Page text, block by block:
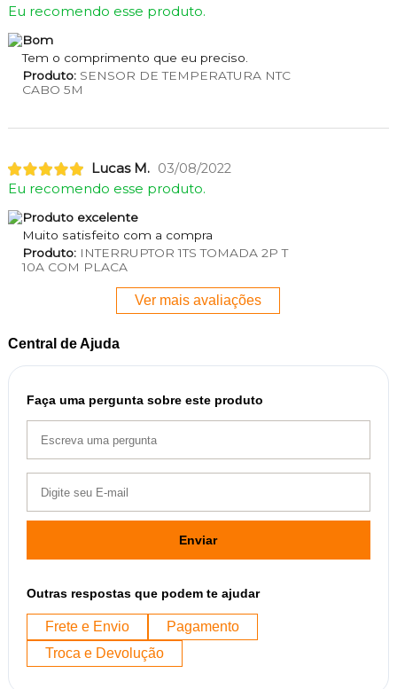
Eu recomendo esse produto.
Bom
Tem o comprimento que eu preciso.
Produto:SENSOR DE TEMPERATURA NTC
CABO 5M
Lucas M. 03/08/2022
Eu recomendo esse produto.
Produto excelente
Muito satisfeito com a compra
Produto:INTERRUPTOR 1TS TOMADA 2P T
10A COM PLACA
Ver mais avaliações
Central de Ajuda
Faça uma pergunta sobre este produto
Enviar
Outras respostas que podem te ajudar
Frete e Envio
Pagamento
Troca e Devolução